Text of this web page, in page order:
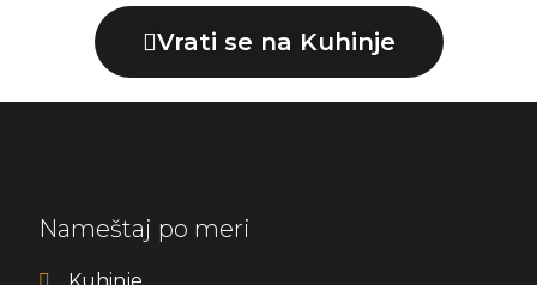
Vrati se na Kuhinje
Nameštaj po meri